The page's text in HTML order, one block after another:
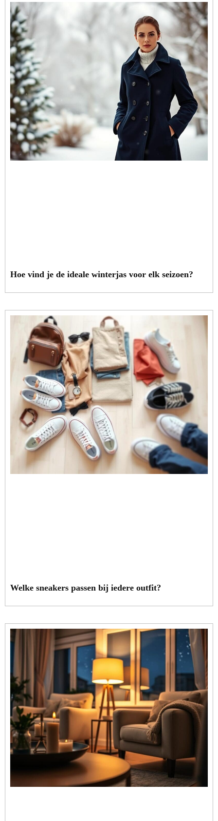
Hoe vind je de ideale winterjas voor elk seizoen?
Welke sneakers passen bij iedere outfit?